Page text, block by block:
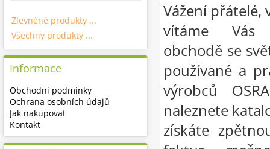
Vážení přátelé,
vítáme Vás
obchodě se
používané a
výrobců
naleznete
získáte
Zlevněné produkty ...
Všechny produkty ...
Informace
Obchodní podmínky
Ochrana osobních údajů
Jak nakupovat
Kontakt